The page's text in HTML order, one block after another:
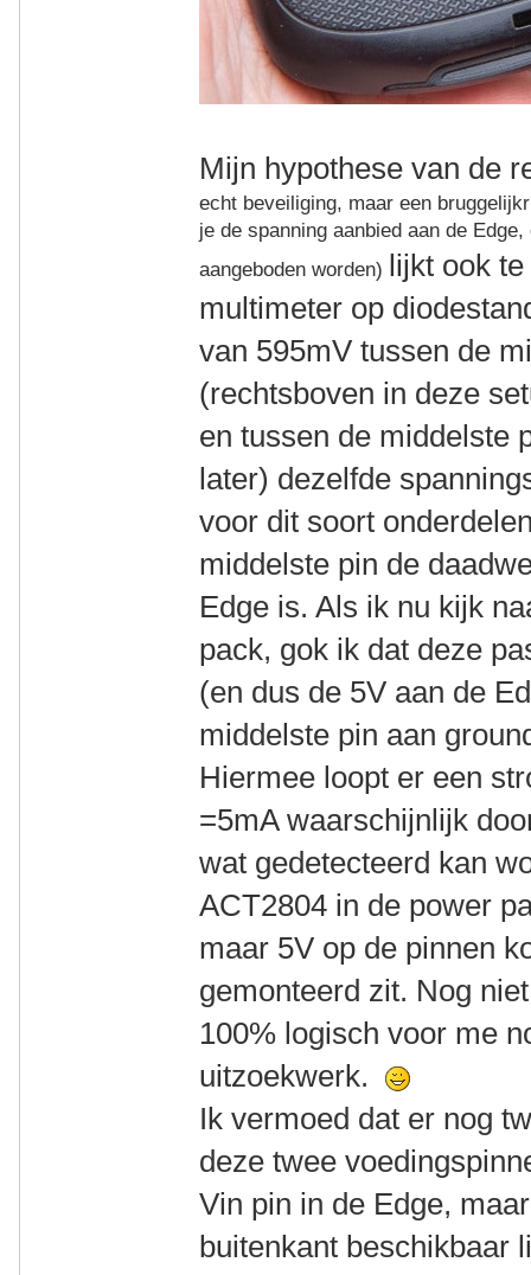
Mijn hypothese van de
echt beveiliging, maar een
je de spanning aanbied aan de
aangeboden worden) lijkt ook
multimeter op
van 595mV tussen de
(rechtsboven in deze
en tussen de middelste
later) dezelfde
voor dit soort
middelste pin de
Edge is. Als ik nu kijk
pack, gok ik dat deze
(en dus de 5V aan de
middelste pin aan
Hiermee loopt er een
=5mA waarschijnlijk
wat gedetecteerd kan
ACT2804 in de power
maar 5V op de pinnen
gemonteerd zit. Nog
100% logisch voor me
uitzoekwerk.
Ik vermoed dat er nog
deze twee
Vin pin in de Edge,
buitenkant beschikbaar